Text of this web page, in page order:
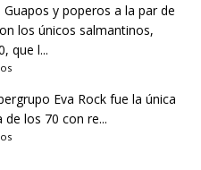
y poperos a la par de
los únicos salmantinos,
que l...
Eva Rock fue la única
los 70 con re...